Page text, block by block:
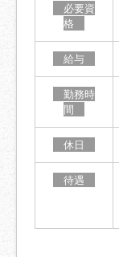
必要資
格
給与
勤務時
間
休日
待遇